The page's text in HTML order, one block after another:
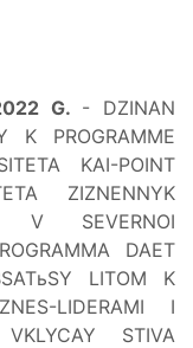
G. - DZINAN
K PROGRAMME
KAI-POINT
ZIZNENNYK
V SEVERNOI
DAET
LITOM K
LIDERAMI I
VKLYCAY STIVA